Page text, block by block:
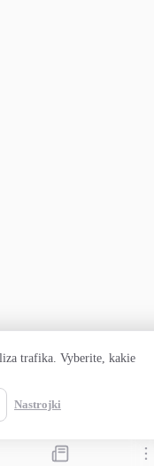
trafika. Vyberite, kakie
Nastrojki